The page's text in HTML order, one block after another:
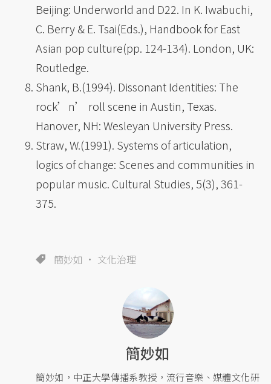
Beijing: Underworld and D22. In K. Iwabuchi,
C. Berry & E. Tsai(Eds.), Handbook for East
Asian pop culture(pp. 124-134). London, UK:
Routledge.
Shank, B.(1994). Dissonant Identities: The
rock’n’ roll scene in Austin, Texas.
Hanover, NH: Wesleyan University Press.
Straw, W.(1991). Systems of articulation,
logics of change: Scenes and communities in
popular music. Cultural Studies, 5(3), 361-
375.
簡妙如 文化治理
簡妙如
簡妙如，中正大學傳播系教授，流行音樂、媒體文化研